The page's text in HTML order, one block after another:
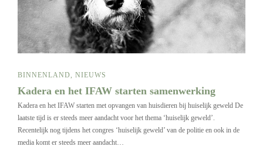
BINNENLAND, NIEUWS
Kadera en het IFAW starten samenwerking
Kadera en het IFAW starten met opvangen van huisdieren bij huiselijk geweld De
laatste tijd is er steeds meer aandacht voor het thema ‘huiselijk geweld’.
Recentelijk nog tijdens het congres ‘huiselijk geweld’ van de politie en ook in de
media komt er steeds meer aandacht…